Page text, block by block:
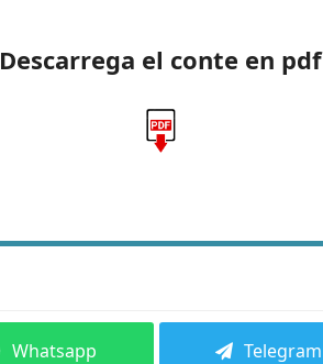
Descarrega el conte en pdf
Whatsapp Telegram